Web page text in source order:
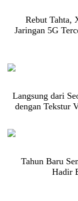
Rebut Tahta,
Jaringan 5G
Langsung dari
dengan Tekstur
Tahun Baru
Hadir